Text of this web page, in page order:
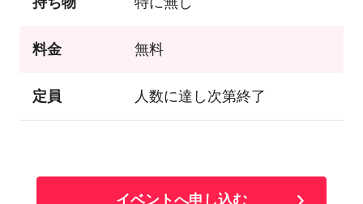
料金 無料
定員 人数に達し次第終了
イベントへ申し込む